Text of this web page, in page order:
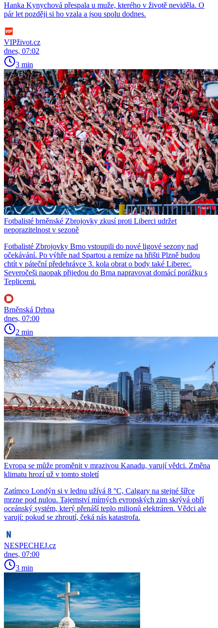
Hanka Kynychová přespala u muže, kterého v životě neviděla. O
pár let později si ho vzala a jsou spolu dodnes.
VIPživot.cz
dnes, 07:02
3 min
Fotbalisté brněnské Zbrojovky zkusí proti Liberci udržet
neporazitelnost v sezoně
Fotbalisté Zbrojovky Brno vstoupili do nové ligové sezony nad
očekávání. Po výhře nad Spartou a remíze na hřišti Plzně budou
chtít v páteční předehrávce 3. kola obrat o body také Liberec.
Severočeši naopak přijedou do Brna napravovat domácí porážku s
Teplicemi.
Brněnská Drbna
dnes, 07:00
2 min
Evropa se může proměnit v mrazivou Kanadu, varují vědci. Změna
klimatu hrozí už v tomto století
Zatímco Londýn si v lednu užívá 8 °C, Calgary na stejné šířce
mrzne pod nulou. Tajemství mírných evropských zim skrývá obří
oceánský systém, který přenáší teplo milionů elektráren. Vědci ale
varují: pokud se zhroutí, čeká nás katastrofa.
NESPECHEJ.cz
dnes, 07:00
3 min